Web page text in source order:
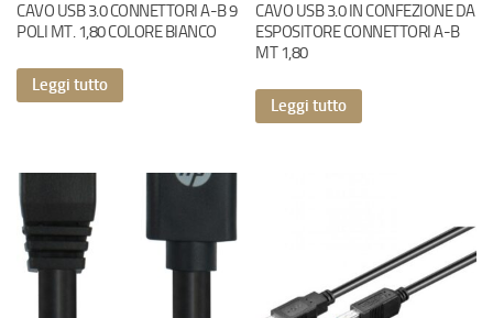
CAVO USB 3.0 CONNETTORI A-B 9
POLI MT. 1,80 COLORE BIANCO
Leggi tutto
CAVO USB 3.0 IN CONFEZIONE DA
ESPOSITORE CONNETTORI A-B
MT 1,80
Leggi tutto